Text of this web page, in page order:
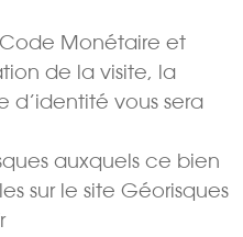
Code Monétaire et
de la visite, la
d’identité vous sera
auxquels ce bien
sur le site Géorisques